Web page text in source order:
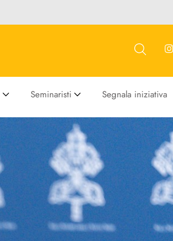
Seminaristi Segnala iniziativa